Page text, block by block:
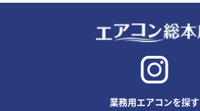
業務用エアコンを探す